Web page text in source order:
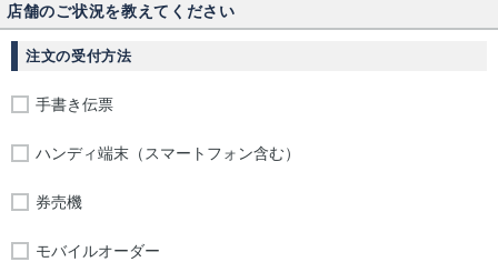
店舗のご状況を教えてください
注文の受付方法
手書き伝票
ハンディ端末（スマートフォン含む）
券売機
モバイルオーダー